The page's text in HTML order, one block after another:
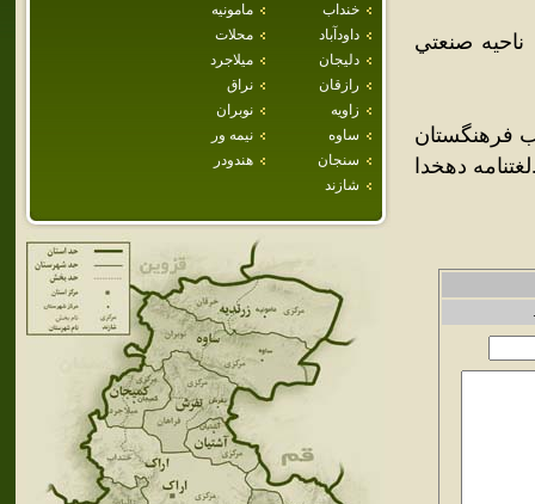
خنداب
مامونيه
داودآباد
محلات
دليجان
ميلاجرد
رازقان
نراق
زاويه
نوبران
ساوه
نيمه ور
سنجان
هندودر
شازند
صنعتي
فرهنگستان
دهخدا